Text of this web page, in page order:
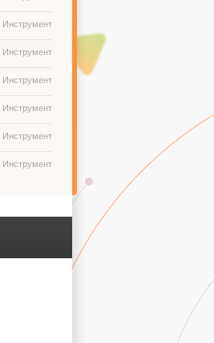
Инструмент
Инструмент
Инструмент
Инструмент
Инструмент
Инструмент